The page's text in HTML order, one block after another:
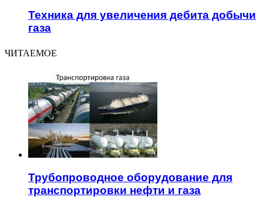
Техника для увеличения дебита добычи
газа
ЧИТАЕМОЕ
Трубопроводное оборудование для
транспортировки нефти и газа